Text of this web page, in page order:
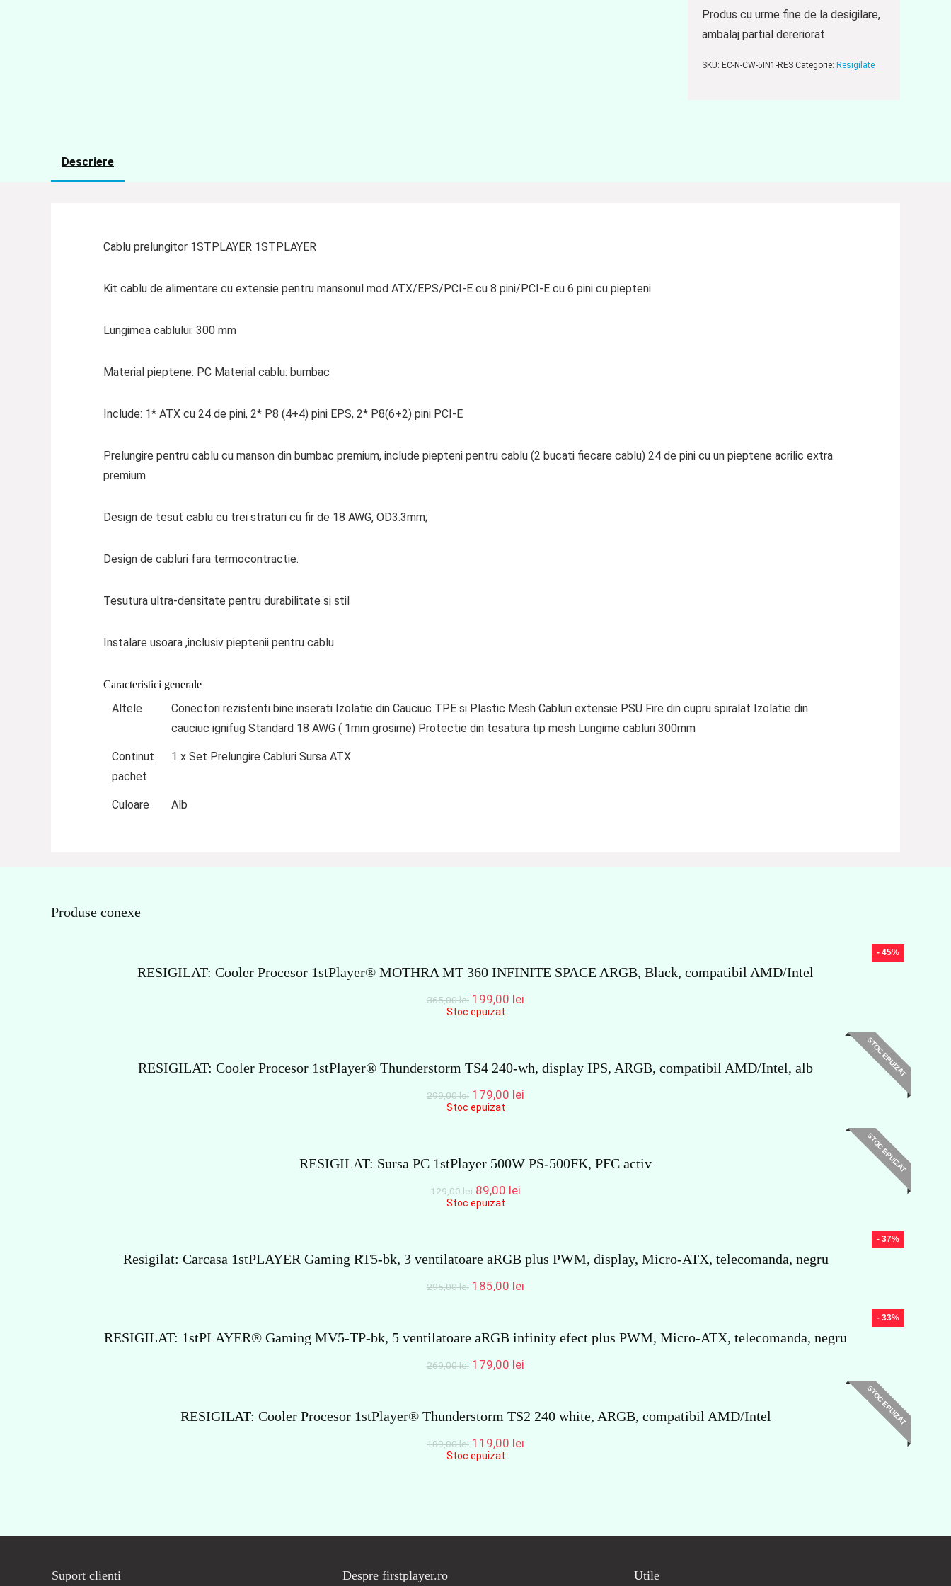
Produs cu urme fine de la desigilare,
ambalaj partial dereriorat.
SKU: EC-N-CW-5IN1-RES Categorie: Resigilate
Descriere
Cablu prelungitor 1STPLAYER 1STPLAYER
Kit cablu de alimentare cu extensie pentru mansonul mod ATX/EPS/PCI-E cu 8 pini/PCI-E cu 6 pini cu piepteni
Lungimea cablului: 300 mm
Material pieptene: PC Material cablu: bumbac
Include: 1* ATX cu 24 de pini, 2* P8 (4+4) pini EPS, 2* P8(6+2) pini PCI-E
Prelungire pentru cablu cu manson din bumbac premium, include piepteni pentru cablu (2 bucati fiecare cablu) 24 de pini cu un pieptene acrilic extra
premium
Design de tesut cablu cu trei straturi cu fir de 18 AWG, OD3.3mm;
Design de cabluri fara termocontractie.
Tesutura ultra-densitate pentru durabilitate si stil
Instalare usoara ,inclusiv pieptenii pentru cablu
Caracteristici generale
Altele
Conectori rezistenti bine inserati Izolatie din Cauciuc TPE si Plastic Mesh Cabluri extensie PSU Fire din cupru spiralat Izolatie din
cauciuc ignifug Standard 18 AWG ( 1mm grosime) Protectie din tesatura tip mesh Lungime cabluri 300mm
Continut
pachet
1 x Set Prelungire Cabluri Sursa ATX
Culoare Alb
Produse conexe
- 45%
RESIGILAT: Cooler Procesor 1stPlayer® MOTHRA MT 360 INFINITE SPACE ARGB, Black, compatibil AMD/Intel
365,00lei Prețul
inițial
199,00 lei
Stoc epuizat
STOC EPUIZAT
RESIGILAT: Cooler Procesor 1stPlayer® Thunderstorm TS4 240-wh, display IPS, ARGB, compatibil AMD/Intel, alb
299,00lei Prețul
inițial
179,00 lei
Stoc epuizat
STOC EPUIZAT
RESIGILAT: Sursa PC 1stPlayer 500W PS-500FK, PFC activ
129,00lei Prețul
inițial
89,00 lei
Stoc epuizat
- 37%
Resigilat: Carcasa 1stPLAYER Gaming RT5-bk, 3 ventilatoare aRGB plus PWM, display, Micro-ATX, telecomanda, negru
295,00lei Prețul
295,00 lei.
185,00 lei
- 33%
RESIGILAT: 1stPLAYER® Gaming MV5-TP-bk, 5 ventilatoare aRGB infinity efect plus PWM, Micro-ATX, telecomanda, negru
269,00lei Prețul
269,00 lei.
179,00 lei
STOC EPUIZAT
RESIGILAT: Cooler Procesor 1stPlayer® Thunderstorm TS2 240 white, ARGB, compatibil AMD/Intel
189,00lei Prețul
inițial
119,00 lei
Stoc epuizat
Suport clienti Despre firstplayer.ro Utile